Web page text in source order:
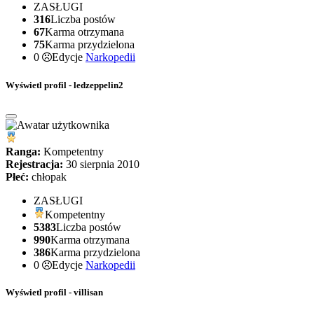
ZASŁUGI
316Liczba postów
67Karma otrzymana
75Karma przydzielona
0
Edycje Narkopedii
Wyświetl profil - ledzeppelin2
Ranga: Kompetentny
Rejestracja: 30 sierpnia 2010
Płeć: chłopak
ZASŁUGI
Kompetentny
5383Liczba postów
990Karma otrzymana
386Karma przydzielona
0
Edycje Narkopedii
Wyświetl profil - villisan